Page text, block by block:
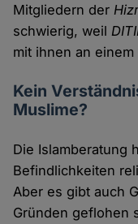
Mitgliedern der
schwierig, weil
mit ihnen an
Kein
Muslime?
Die Islamberatung
Befindlichkeiten
Aber es gibt auch
Gründen geflohen